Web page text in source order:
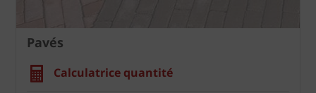
Pavés
Calculatrice quantité